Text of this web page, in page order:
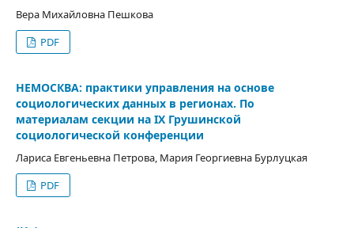
Вера Михайловна Пешкова
PDF
НЕМОСКВА: практики управления на основе
социологических данных в регионах. По
материалам секции на IХ Грушинской
социологической конференции
Лариса Евгеньевна Петрова, Мария Георгиевна Бурлуцкая
PDF